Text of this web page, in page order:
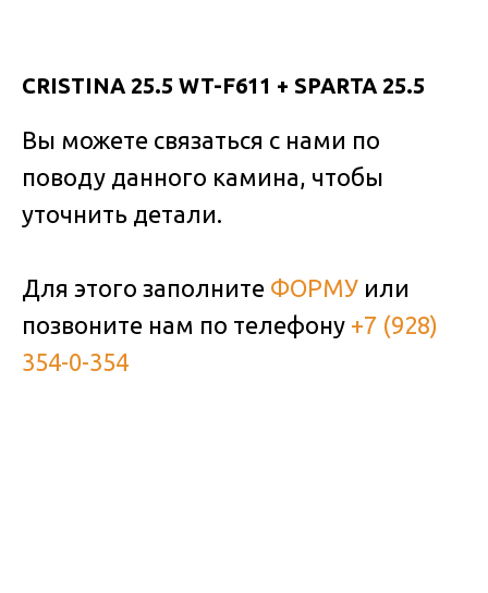
CRISTINA 25.5 WT-F611 + SPARTA 25.5
Вы можете связаться с нами по
поводу данного камина, чтобы
уточнить детали.
Для этого заполните ФОРМУ или
позвоните нам по телефону +7 (928)
354-0-354